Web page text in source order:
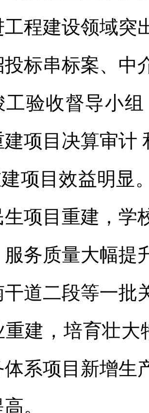
工程建设领域突
投标串标案、中
工验收督导小
建项目决算审计
项目效益明显
生项目重建，学
服务质量大幅提
干道二段等一批
重建，培育壮大
体系项目新增生
。